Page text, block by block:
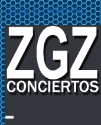
Saltar al contenido